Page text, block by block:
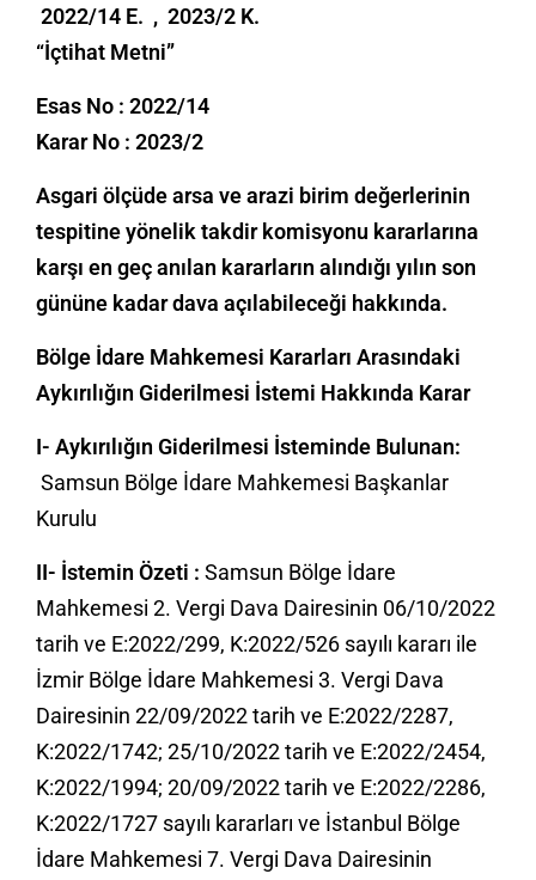
2022/14 E. , 2023/2 K.
“İçtihat Metni”
Esas No : 2022/14
Karar No : 2023/2
Asgari ölçüde arsa ve arazi birim değerlerinin
tespitine yönelik takdir komisyonu kararlarına
karşı en geç anılan kararların alındığı yılın son
gününe kadar dava açılabileceği hakkında.
Bölge İdare Mahkemesi Kararları Arasındaki
Aykırılığın Giderilmesi İstemi Hakkında Karar
I- Aykırılığın Giderilmesi İsteminde Bulunan:
Samsun Bölge İdare Mahkemesi Başkanlar
Kurulu
II- İstemin Özeti : Samsun Bölge İdare
Mahkemesi 2. Vergi Dava Dairesinin 06/10/2022
tarih ve E:2022/299, K:2022/526 sayılı kararı ile
İzmir Bölge İdare Mahkemesi 3. Vergi Dava
Dairesinin 22/09/2022 tarih ve E:2022/2287,
K:2022/1742; 25/10/2022 tarih ve E:2022/2454,
K:2022/1994; 20/09/2022 tarih ve E:2022/2286,
K:2022/1727 sayılı kararları ve İstanbul Bölge
İdare Mahkemesi 7. Vergi Dava Dairesinin